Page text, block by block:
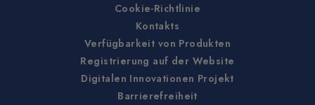
Cookie-Richtlinie
Kontakts
Verfügbarkeit von Produkten
Registrierung auf der Website
Digitalen Innovationen Projekt
Barrierefreiheit